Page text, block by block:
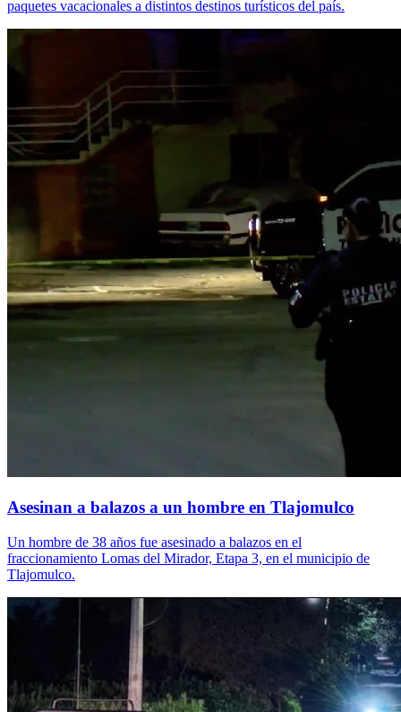
paquetes vacacionales a distintos destinos turísticos del país.
Asesinan a balazos a un hombre en Tlajomulco
Un hombre de 38 años fue asesinado a balazos en el
fraccionamiento Lomas del Mirador, Etapa 3, en el municipio de
Tlajomulco.